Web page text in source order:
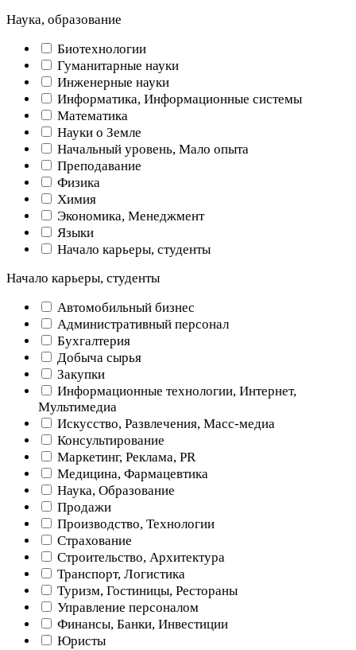
Наука, образование
Биотехнологии
Гуманитарные науки
Инженерные науки
Информатика, Информационные системы
Математика
Науки о Земле
Начальный уровень, Мало опыта
Преподавание
Физика
Химия
Экономика, Менеджмент
Языки
Начало карьеры, студенты
Начало карьеры, студенты
Автомобильный бизнес
Административный персонал
Бухгалтерия
Добыча сырья
Закупки
Информационные технологии, Интернет,
Мультимедиа
Искусство, Развлечения, Масс-медиа
Консультирование
Маркетинг, Реклама, PR
Медицина, Фармацевтика
Наука, Образование
Продажи
Производство, Технологии
Страхование
Строительство, Архитектура
Транспорт, Логистика
Туризм, Гостиницы, Рестораны
Управление персоналом
Финансы, Банки, Инвестиции
Юристы